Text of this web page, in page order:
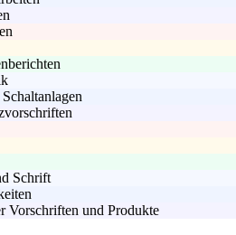
Schrift
Vorschriften und Produkte